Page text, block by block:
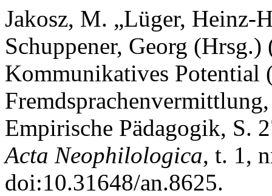
Jakosz, M. „Lüger, Heinz-
Schuppener, Georg
Kommunikatives Potential
Empirische Pädagogik, S.
Acta Neophilologica, t. 1,
doi:10.31648/an.8625.